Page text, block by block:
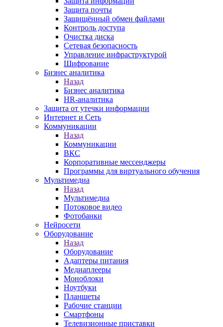
Защита почты
Защищённый обмен файлами
Контроль доступа
Очистка диска
Сетевая безопасность
Управление инфраструктурой
Шифрование
Бизнес аналитика
Назад
Бизнес аналитика
HR-аналитика
Защита от утечки информации
Интернет и Сеть
Коммуникации
Назад
Коммуникации
ВКС
Корпоративные мессенджеры
Программы для виртуального обучения
Мультимедиа
Назад
Мультимедиа
Потоковое видео
Фотобанки
Нейросети
Оборудование
Назад
Оборудование
Адаптеры питания
Медиаплееры
Моноблоки
Ноутбуки
Планшеты
Рабочие станции
Смартфоны
Телевизионные приставки